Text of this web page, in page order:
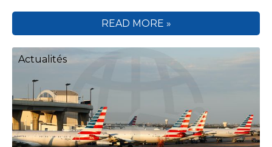
READ MORE »
Actualités